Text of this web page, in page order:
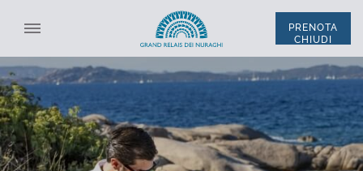
PRENOTA
CHIUDI
NOME*
SELEZIONA STRUTTURA
TUTTE LE STRUTTURE
ITA